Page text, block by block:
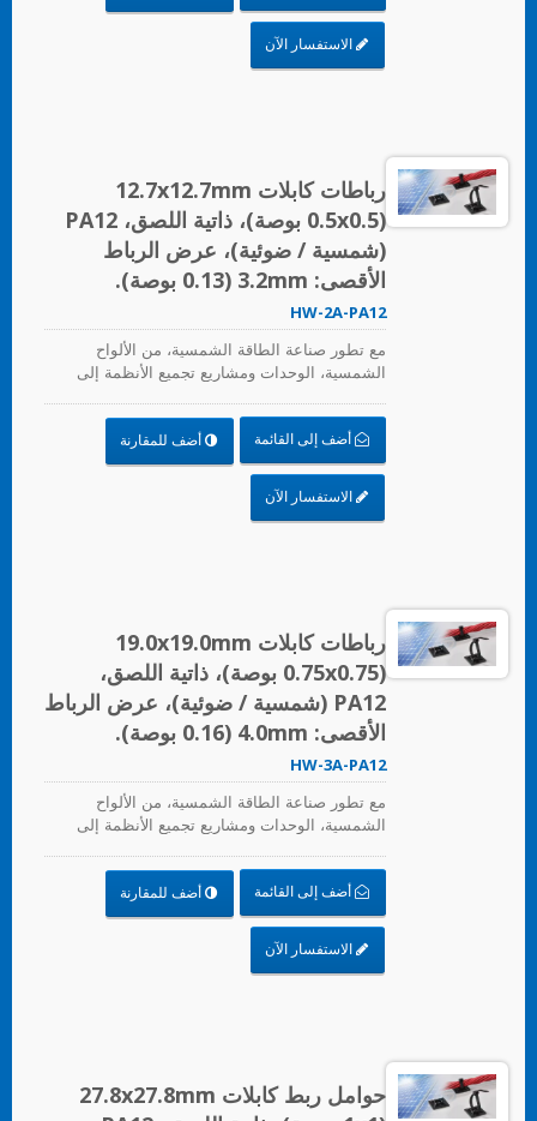
في صناعة المواد الغذائية، وصناعة المشروبات،
والصناعة الدوائية والطبية. تتوافق حوامل ربط
الكابلات القابلة للكشف عن المعادن مع متطلبات
الاستفسار الآن
رباطات كابلات 12.7x12.7mm
(0.5x0.5 بوصة)، ذاتية اللصق، PA12
(شمسية / ضوئية)، عرض الرباط
الأقصى: 3.2mm (0.13 بوصة).
HW-2A-PA12
مع تطور صناعة الطاقة الشمسية، من الألواح
الشمسية، الوحدات ومشاريع تجميع الأنظمة إلى
WEI حلولاً شاملة في صناعة الطاقة الشمسية، بما
في ذلك روابط الكابلات، وتركيبات روابط الكابلات،
والأنابيب المرنة، ومشابك الحواف. لا تأخذ هذه
الحلول في الاعتبار الجودة والتكلفة فحسب، بل توفر
أيضاً المزيد من وقت التركيب، وتؤدي بشكل جيد في
أضف إلى القائمة أضف للمقارنة
الاستفسار الآن
رباطات كابلات 19.0x19.0mm
(0.75x0.75 بوصة)، ذاتية اللصق،
PA12 (شمسية / ضوئية)، عرض الرباط
الأقصى: 4.0mm (0.16 بوصة).
HW-3A-PA12
مع تطور صناعة الطاقة الشمسية، من الألواح
الشمسية، الوحدات ومشاريع تجميع الأنظمة إلى
WEI حلولاً شاملة في صناعة الطاقة الشمسية، بما
في ذلك روابط الكابلات، وتركيبات روابط الكابلات،
والأنابيب المرنة، ومشابك الحواف. لا تأخذ هذه
الحلول في الاعتبار الجودة والتكلفة فحسب، بل توفر
أيضاً المزيد من وقت التركيب، وتؤدي بشكل جيد في
أضف إلى القائمة أضف للمقارنة
الاستفسار الآن
حوامل ربط كابلات 27.8x27.8mm